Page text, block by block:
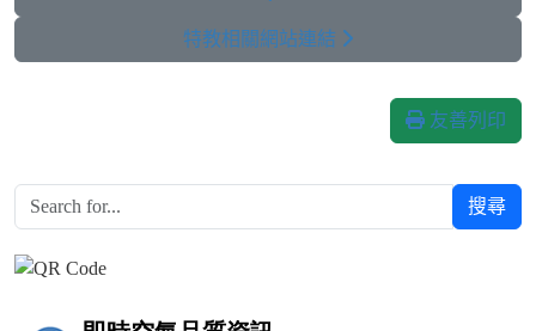
特教相關網站連結
友善列印
搜尋
Over View